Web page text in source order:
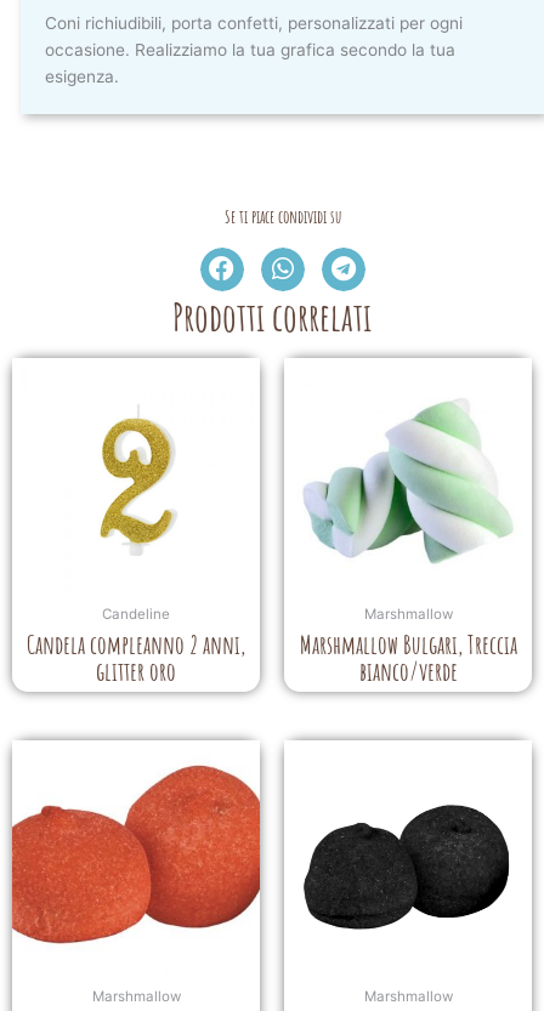
Coni richiudibili, porta confetti, personalizzati per ogni
occasione. Realizziamo la tua grafica secondo la tua
esigenza.
Se ti piace condividi su
Prodotti correlati
Candeline
Candela compleanno 2 anni,
glitter oro
Marshmallow
Marshmallow Bulgari, Treccia
bianco/verde
Marshmallow Marshmallow